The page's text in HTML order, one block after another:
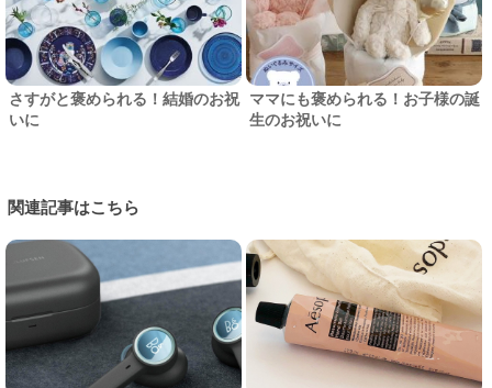
さすがと褒められる！結婚のお祝
いに
ママにも褒められる！お子様の誕
生のお祝いに
関連記事はこちら